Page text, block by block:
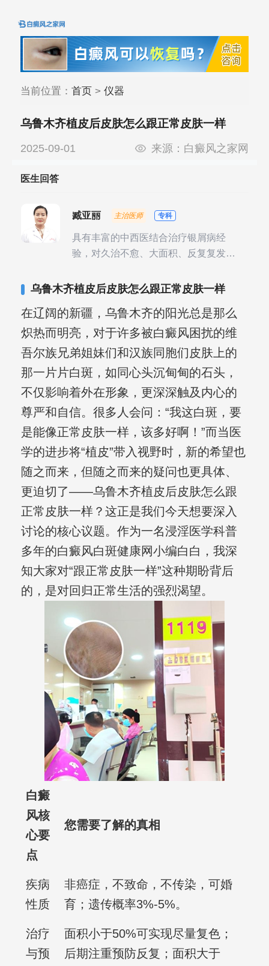
当前位置： 首页> 仪器
乌鲁木齐植皮后皮肤怎么跟正常皮肤一样
2025-09-01 来源： 白癜风之家网
医生回答
臧亚丽 主治医师 专科
具有丰富的中西医结合治疗银屑病经
验，对久治不愈、大面积、反复复发性
乌鲁木齐植皮后皮肤怎么跟正常皮肤一样
在辽阔的新疆，乌鲁木齐的阳光总是那么
炽热而明亮，对于许多被白癜风困扰的维
吾尔族兄弟姐妹们和汉族同胞们皮肤上的
那一片片白斑，如同心头沉甸甸的石头，
不仅影响着外在形象，更深深触及内心的
尊严和自信。很多人会问：“我这白斑，要
是能像正常皮肤一样，该多好啊！”而当医
学的进步将“植皮”带入视野时，新的希望也
随之而来，但随之而来的疑问也更具体、
更迫切了——乌鲁木齐植皮后皮肤怎么跟
正常皮肤一样？这正是我们今天想要深入
讨论的核心议题。作为一名浸淫医学科普
多年的白癜风白斑健康网小编白白，我深
知大家对“跟正常皮肤一样”这种期盼背后
的，是对回归正常生活的强烈渴望。
白癜
风核
心要
点
您需要了解的真相
疾病
性质
非癌症，不致命，不传染，可婚
育；遗传概率3%-5%。
治疗
与预
面积小于50%可实现尽量复色；
后期注重预防反复；面积大于